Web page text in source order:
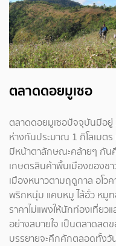
ตลาดดอยมูเซอ
ตลาดดอยมูเซอปัจจุบันมีอยู่
ห่างกันประมาณ 1 กิโลเมต
มีหน้าตาลักษณะคล้ายๆ กัน
เกษตรสินค้าพื้นเมืองของช
เมืองหนาวตามฤดูกาล อโว
พริกหนุ่ม แคบหมู ไส้อั่ว หมูท
ราคาไม่แพงให้นักท่องเที่ย
อย่างสบายใจ เป็นตลาดสด
บรรยายจะคึกคักตลอดทั้งวั